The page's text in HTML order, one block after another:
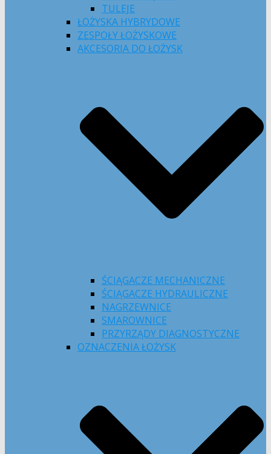
TULEJE
ŁOŻYSKA HYBRYDOWE
ZESPOŁY ŁOŻYSKOWE
AKCESORIA DO ŁOŻYSK
ŚCIĄGACZE MECHANICZNE
ŚCIĄGACZE HYDRAULICZNE
NAGRZEWNICE
SMAROWNICE
PRZYRZĄDY DIAGNOSTYCZNE
OZNACZENIA ŁOŻYSK